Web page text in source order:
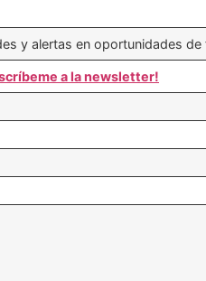
y alertas en oportunidades
a la newsletter!